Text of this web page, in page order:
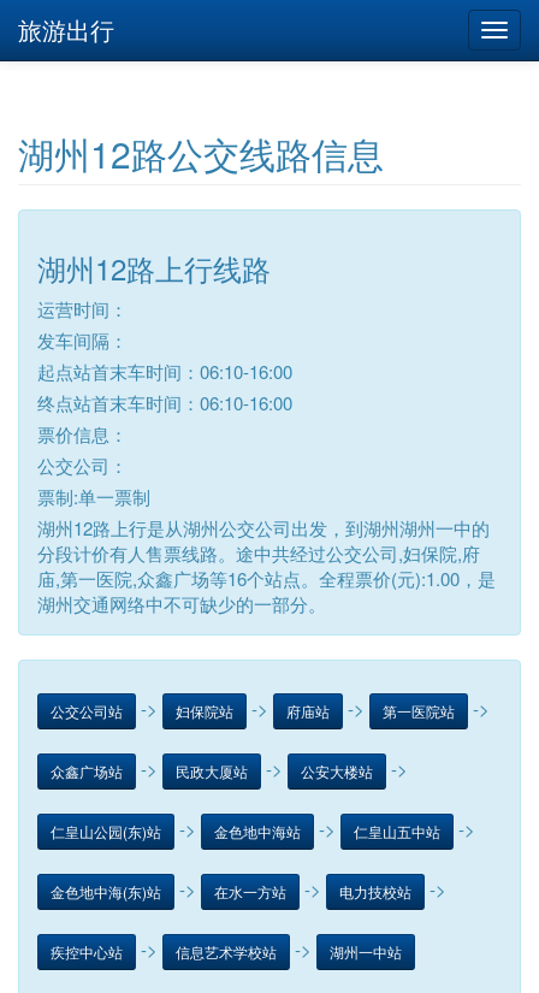
旅游出行
湖州12路公交线路信息
湖州12路上行线路
运营时间：
发车间隔：
起点站首末车时间：06:10-16:00
终点站首末车时间：06:10-16:00
票价信息：
公交公司：
票制:单一票制
湖州12路上行是从湖州公交公司出发，到湖州湖州一中的
分段计价有人售票线路。途中共经过公交公司,妇保院,府
庙,第一医院,众鑫广场等16个站点。全程票价(元):1.00，是
湖州交通网络中不可缺少的一部分。
公交公司站 -> 妇保院站 -> 府庙站 -> 第一医院站 ->
众鑫广场站 -> 民政大厦站 -> 公安大楼站 ->
仁皇山公园(东)站 -> 金色地中海站 -> 仁皇山五中站 ->
金色地中海(东)站 -> 在水一方站 -> 电力技校站 ->
疾控中心站 -> 信息艺术学校站 -> 湖州一中站